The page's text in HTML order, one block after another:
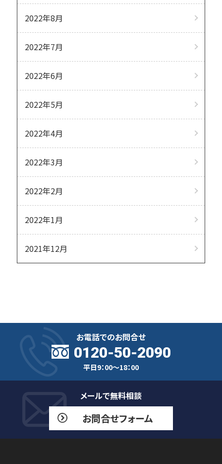
2022年8月
2022年7月
2022年6月
2022年5月
2022年4月
2022年3月
2022年2月
2022年1月
2021年12月
お電話でのお問合せ
0120-50-2090
平日9：00～18：00
メールで無料相談
お問合せフォーム